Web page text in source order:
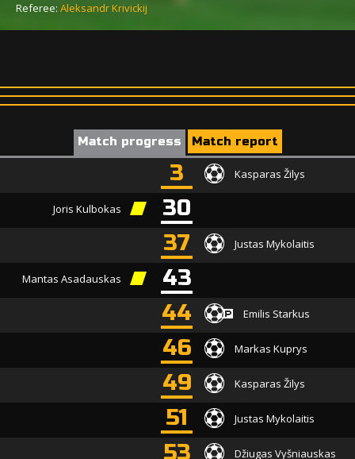
Referee: Aleksandr Krivickij
Match progress Match report
3 Kasparas Žilys
Joris Kulbokas
30
37
Justas Mykolaitis
Mantas Asadauskas
43
44
Emilis Starkus
46 Markas Kuprys
49 Kasparas Žilys
51 Justas Mykolaitis
53 Džiugas Vyšniauskas